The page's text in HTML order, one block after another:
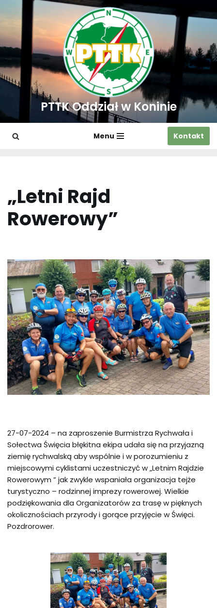
Przejdź
do
treści
PTTK Oddział w Koninie
Menu Kontakt
„Letni Rajd
Rowerowy”
27-07-2024 – na zaproszenie Burmistrza Rychwała i
Sołectwa Święcia błękitna ekipa udała się na przyjazną
ziemię rychwalską aby wspólnie i w porozumieniu z
miejscowymi cyklistami uczestniczyć w „Letnim Rajdzie
Rowerowym ” jak zwykle wspaniała organizacja tejże
turystyczno – rodzinnej imprezy rowerowej. Wielkie
podziękowania dla Organizatorów za trasę w pięknych
okolicznościach przyrody i gorące przyjęcie w Święci.
Pozdrorower.